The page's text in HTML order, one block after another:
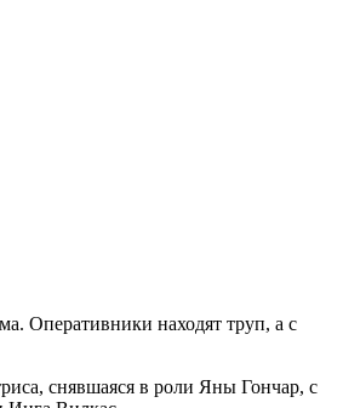
Оперативники находят труп, а с
снявшаяся в роли Яны Гончар, с